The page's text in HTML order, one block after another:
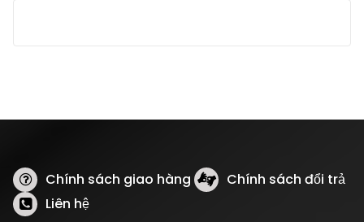
Chính sách giao hàng
Chính sách đổi trả
Liên hệ